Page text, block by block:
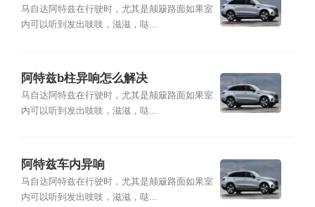
马自达阿特兹在行驶时，尤其是颠簸路面如果室
内可以听到发出吱吱，滋滋，哒...
阿特兹b柱异响怎么解决
马自达阿特兹在行驶时，尤其是颠簸路面如果室
内可以听到发出吱吱，滋滋，哒...
阿特兹车内异响
马自达阿特兹在行驶时，尤其是颠簸路面如果室
内可以听到发出吱吱，滋滋，哒...